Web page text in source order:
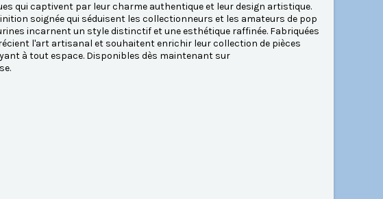
qui captivent par leur charme authentique et leur design artistique.
soignée qui séduisent les collectionneurs et les amateurs de pop
incarnent un style distinctif et une esthétique raffinée. Fabriquées
l'art artisanal et souhaitent enrichir leur collection de pièces
à tout espace. Disponibles dès maintenant sur